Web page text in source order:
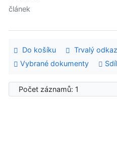
článek
Do košíku Trvalý odkaz
Vybrané dokumenty
Počet záznamů: 1